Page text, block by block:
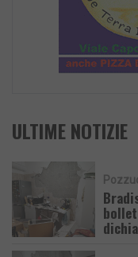
ULTIME NOTIZIE